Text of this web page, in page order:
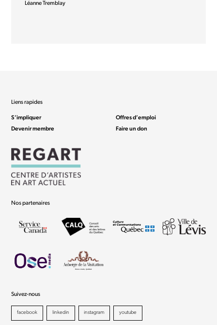
Léanne Tremblay
Liens rapides
S’impliquer
Devenir membre
Offres d’emploi
Faire un don
Nos partenaires
Suivez-nous
facebook linkedin instagram youtube